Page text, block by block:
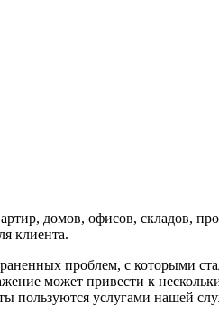
домов, офисов, складов,
клиента.
проблем, с которыми
может привести к
пользуются услугами нашей